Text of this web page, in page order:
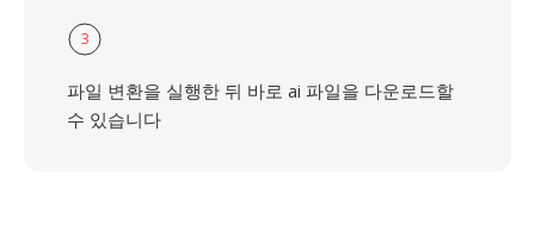
3
파일 변환을 실행한 뒤 바로 ai 파일을 다운로드할
수 있습니다